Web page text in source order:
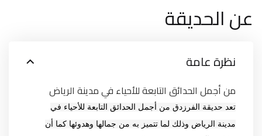
عن الحديقة
نظرة عامة
من أجمل الحدائق التابعة للأحياء في مدينة الرياض
تعد حديقة الفرزدق من أجمل الحدائق التابعة للأحياء في
مدينة الرياض وذلك لما تتميز به من جمالها وهدوئها كما أن